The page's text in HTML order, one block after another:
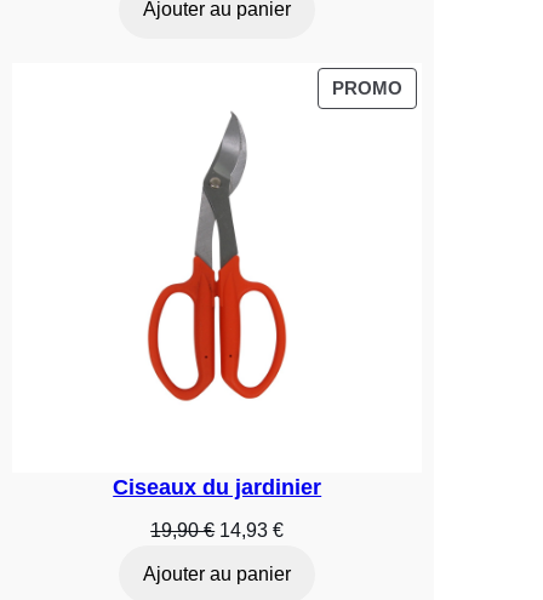
initial
actuel
39,92 €.
Ajouter au panier
PROMO
Ciseaux du jardinier
19,90€ Le
initial
14,93€Le
Ajouter au panier